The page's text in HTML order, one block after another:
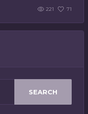
221 71
SEARCH